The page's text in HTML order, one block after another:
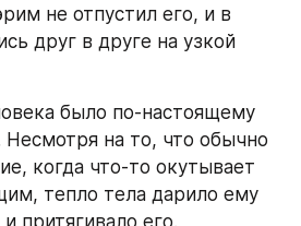
не отпустил его, и в
друг в друге на узкой
было по-настоящему
на то, что обычно
когда что-то окутывает
тепло тела дарило ему